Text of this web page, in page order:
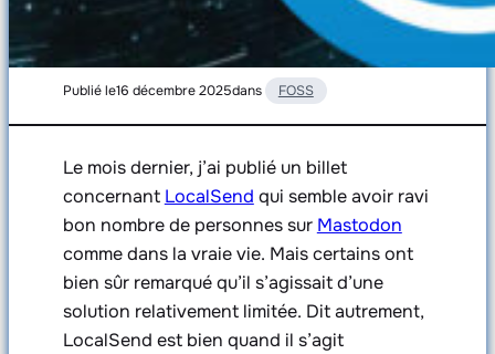
Publié le16 décembre 2025dans FOSS
Le mois dernier, j’ai publié un billet
concernant LocalSend qui semble avoir ravi
bon nombre de personnes sur Mastodon
comme dans la vraie vie. Mais certains ont
bien sûr remarqué qu’il s’agissait d’une
solution relativement limitée. Dit autrement,
LocalSend est bien quand il s’agit